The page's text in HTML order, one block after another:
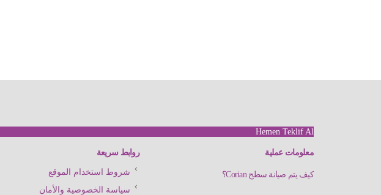
Hemen Teklif Al
معلومات عملية
كيف يتم صيانة سطح Corian؟
روابط سريعة
شروط استخدام الموقع
سياسة الخصوصية والأمان